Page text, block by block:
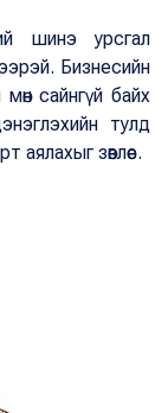
шинэ урсгал
Бизнесийн
сайнгүй байх
тулд
аялахыг зөвлөе.